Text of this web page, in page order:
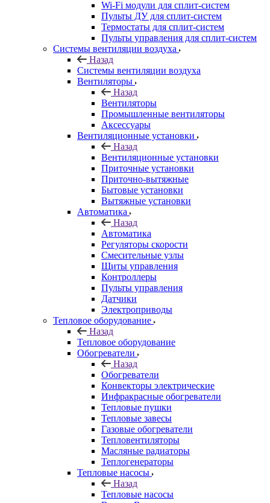
Wi-Fi модули для сплит-систем
Пульты ДУ для сплит-систем
Термостаты для сплит-систем
Пульты управления для сплит-систем
Системы вентиляции воздуха
Назад
Системы вентиляции воздуха
Вентиляторы
Назад
Вентиляторы
Промышленные вентиляторы
Аксессуары
Вентиляционные установки
Назад
Вентиляционные установки
Приточные установки
Приточно-вытяжные
Бытовые установки
Вытяжные установки
Автоматика
Назад
Автоматика
Регуляторы скорости
Смесительные узлы
Щиты управления
Контроллеры
Пульты управления
Датчики
Электроприводы
Тепловое оборудование
Назад
Тепловое оборудование
Обогреватели
Назад
Обогреватели
Конвекторы электрические
Инфракрасные обогреватели
Тепловые пушки
Тепловые завесы
Газовые обогреватели
Тепловентиляторы
Масляные радиаторы
Теплогенераторы
Тепловые насосы
Назад
Тепловые насосы